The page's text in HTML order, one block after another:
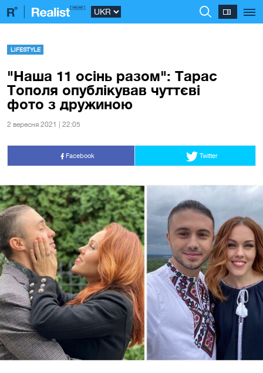
LIFESTYLE
"Наша 11 осінь разом": Тарас
Тополя опублікував чуттєві
фото з дружиною
2 вересня 2021 | 22:05
Facebook Twitter